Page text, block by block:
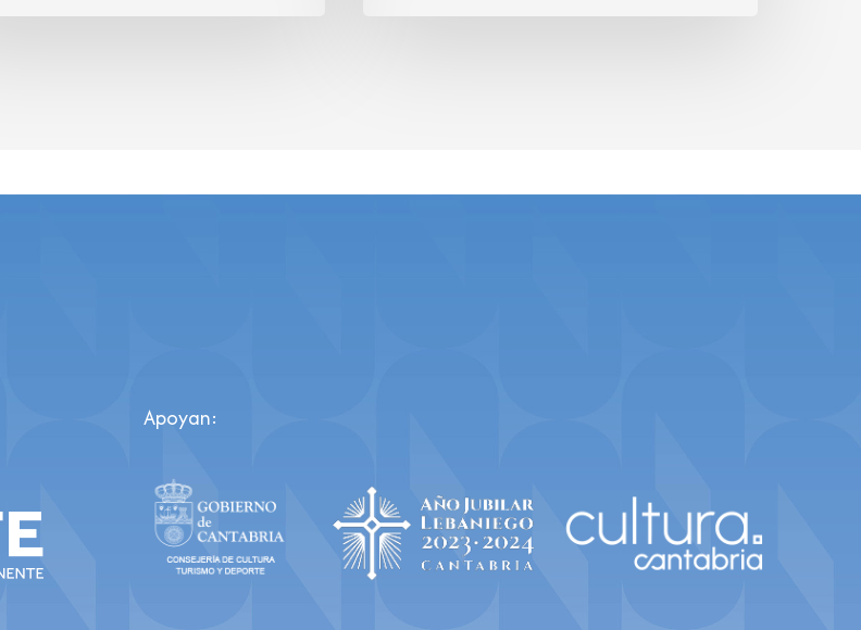
Apoyan: